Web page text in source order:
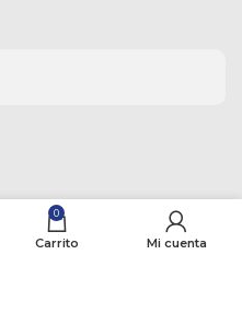
0
Carrito Mi cuenta